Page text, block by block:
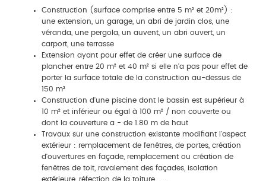
Construction (surface comprise entre 5 m² et 20m²) :
une extension, un garage, un abri de jardin clos, une
véranda, une pergola, un auvent, un abri ouvert, un
carport, une terrasse
Extension ayant pour effet de créer une surface de
plancher entre 20 m² et 40 m² si elle n'a pas pour effet de
porter la surface totale de la construction au-dessus de
150 m²
Construction d'une piscine dont le bassin est supérieur à
10 m² et inférieur ou égal à 100 m² / non couverte ou
dont la couverture a - de 1.80 m de haut
Travaux sur une construction existante modifiant l'aspect
extérieur : remplacement de fenêtres, de portes, création
d'ouvertures en façade, remplacement ou création de
fenêtres de toit, ravalement des façades, isolation
extérieure, réfection de la toiture........